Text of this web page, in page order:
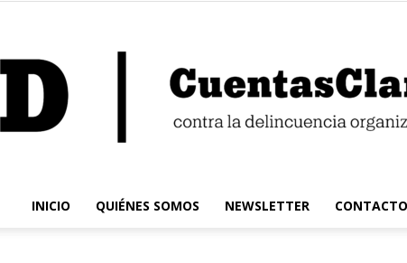
INICIO QUIÉNES SOMOS NEWSLETTER CONTACTO